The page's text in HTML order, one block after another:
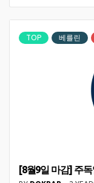
TOP 베를린
[8월9일 마감] 주